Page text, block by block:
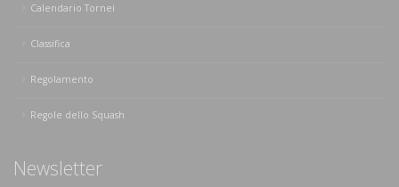
Calendario Tornei
Classifica
Regolamento
Regole dello Squash
Newsletter